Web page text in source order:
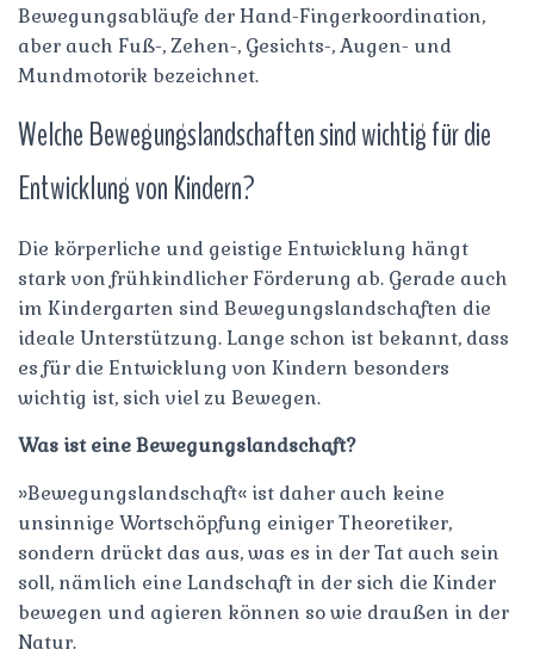
Bewegungsabläufe der Hand-Fingerkoordination,
aber auch Fuß-, Zehen-, Gesichts-, Augen- und
Mundmotorik bezeichnet.
Welche Bewegungslandschaften sind wichtig für die
Entwicklung von Kindern?
Die körperliche und geistige Entwicklung hängt
stark von frühkindlicher Förderung ab. Gerade auch
im Kindergarten sind Bewegungslandschaften die
ideale Unterstützung. Lange schon ist bekannt, dass
es für die Entwicklung von Kindern besonders
wichtig ist, sich viel zu Bewegen.
Was ist eine Bewegungslandschaft?
»Bewegungslandschaft« ist daher auch keine
unsinnige Wortschöpfung einiger Theoretiker,
sondern drückt das aus, was es in der Tat auch sein
soll, nämlich eine Landschaft in der sich die Kinder
bewegen und agieren können so wie draußen in der
Natur.